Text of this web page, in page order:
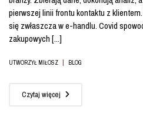
pierwszej linii frontu kontaktu z
się zwłaszcza w e-handlu. Covid
zakupowych [...]
UTWORZYŁ MIŁOSZ | BLOG
Czytaj więcej